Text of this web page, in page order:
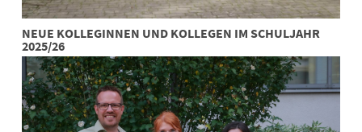
NEUE KOLLEGINNEN UND KOLLEGEN IM SCHULJAHR
2025/26